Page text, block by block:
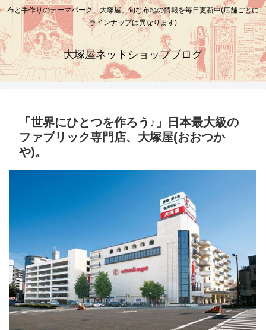
布と手作りのテーマパーク、大塚屋。旬な布地の情報を毎日更新中(店舗ごとに
ラインナップは異なります)
大塚屋ネットショップブログ
「世界にひとつを作ろう♪」日本最大級の
ファブリック専門店、大塚屋(おおつか
や)。